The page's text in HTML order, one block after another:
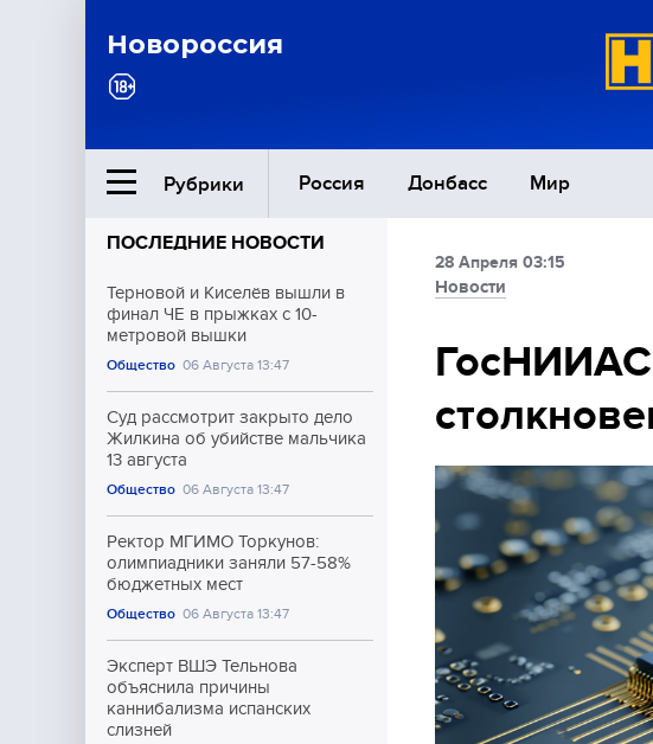
Новороссия
Рубрики Россия Донбасс Мир
Ближний Восток
Общество
Культура
ПОСЛЕДНИЕ НОВОСТИ
Терновой и Киселёв вышли в
финал ЧЕ в прыжках с 10-
метровой вышки
Общество 06 Августа 13:47
Суд рассмотрит закрыто дело
Жилкина об убийстве мальчика
13 августа
Общество 06 Августа 13:47
Ректор МГИМО Торкунов:
олимпиадники заняли 57-58%
бюджетных мест
Общество 06 Августа 13:47
Эксперт ВШЭ Тельнова
объяснила причины
каннибализма испанских
слизней
28 Апреля 03:15
Новости
ГосНИИАС